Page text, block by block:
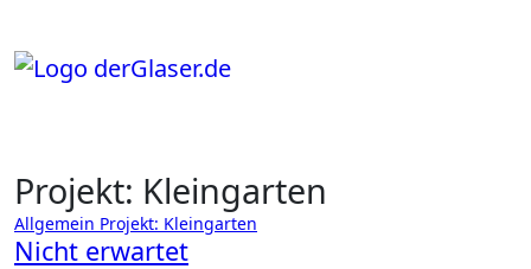
springen
Projekt: Kleingarten
Allgemein Projekt: Kleingarten
Nicht erwartet